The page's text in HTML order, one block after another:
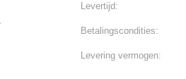
Levertijd:
Betalingscondities:
Levering vermogen: